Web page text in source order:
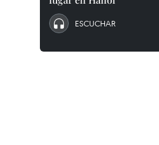
ESCUCHAR